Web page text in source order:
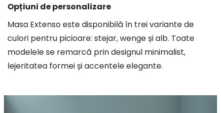
Opțiuni de personalizare
Masa Extenso este disponibilă în trei variante de
culori pentru picioare: stejar, wenge și alb. Toate
modelele se remarcă prin designul minimalist,
lejeritatea formei și accentele elegante.